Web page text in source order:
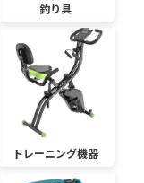
釣り具
トレーニング機器